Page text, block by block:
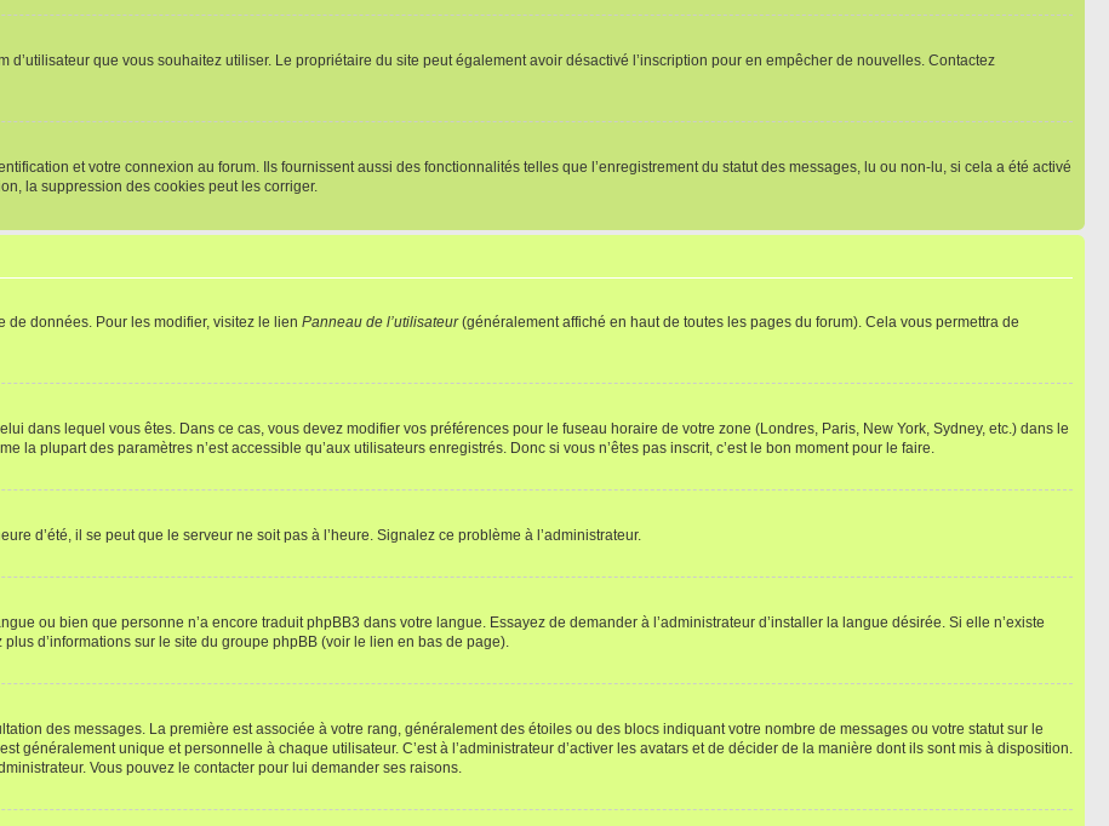
d’utilisateur que vous souhaitez utiliser. Le propriétaire du site peut également avoir désactivé l’inscription pour en empêcher de nouvelles. Contactez
et votre connexion au forum. Ils fournissent aussi des fonctionnalités telles que l’enregistrement du statut des messages, lu ou non-lu, si cela a été activé
la suppression des cookies peut les corriger.
de données. Pour les modifier, visitez le lien Panneau de l’utilisateur(généralement affiché en haut de toutes les pages du forum). Cela vous permettra de
dans lequel vous êtes. Dans ce cas, vous devez modifier vos préférences pour le fuseau horaire de votre zone (Londres, Paris, New York, Sydney, etc.) dans le
la plupart des paramètres n’est accessible qu’aux utilisateurs enregistrés. Donc si vous n’êtes pas inscrit, c’est le bon moment pour le faire.
d’été, il se peut que le serveur ne soit pas à l’heure. Signalez ce problème à l’administrateur.
ou bien que personne n’a encore traduit phpBB3 dans votre langue. Essayez de demander à l’administrateur d’installer la langue désirée. Si elle n’existe
d’informations sur le site du groupe phpBB (voir le lien en bas de page).
des messages. La première est associée à votre rang, généralement des étoiles ou des blocs indiquant votre nombre de messages ou votre statut sur le
généralement unique et personnelle à chaque utilisateur. C’est à l’administrateur d’activer les avatars et de décider de la manière dont ils sont mis à disposition.
Vous pouvez le contacter pour lui demander ses raisons.